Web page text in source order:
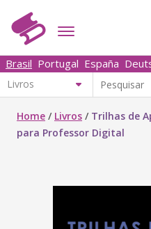
Brasil Portugal España
Home / Livros / Trilhas de
para Professor Digital